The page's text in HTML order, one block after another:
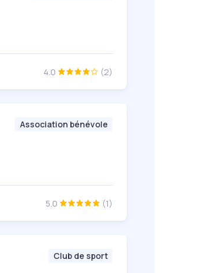
4.0 (2)
Association bénévole
5.0 (1)
Club de sport